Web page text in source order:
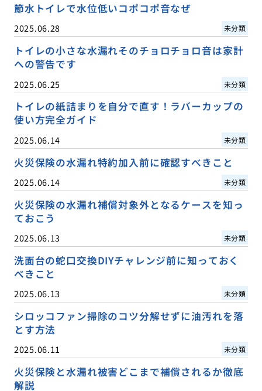
節水トイレで水位低いコポコポ音なぜ
2025.06.28 未分類
トイレの小さな水漏れそのチョロチョロ音は家計
への警告です
2025.06.25 未分類
トイレの紙詰まりを自分で直す！ラバーカップの
使い方完全ガイド
2025.06.14 未分類
火災保険の水漏れ特約加入前に確認すべきこと
2025.06.14 未分類
火災保険の水漏れ補償対象外となるケースを知っ
ておこう
2025.06.13 未分類
洗面台の蛇口交換DIYチャレンジ前に知っておく
べきこと
2025.06.13 未分類
シロッコファン掃除のコツ分解せずに油汚れを落
とす方法
2025.06.11 未分類
火災保険と水漏れ被害どこまで補償されるか徹底
解説